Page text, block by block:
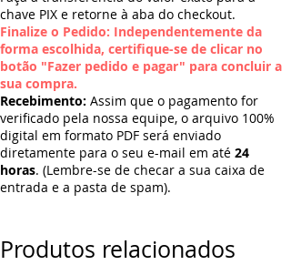
chave PIX e retorne à aba do checkout.
Finalize o Pedido: Independentemente da
forma escolhida, certifique-se de clicar no
botão "Fazer pedido e pagar" para concluir a
sua compra.
Recebimento: Assim que o pagamento for
verificado pela nossa equipe, o arquivo 100%
digital em formato PDF será enviado
diretamente para o seu e-mail em até 24
horas. (Lembre-se de checar a sua caixa de
entrada e a pasta de spam).
Produtos relacionados